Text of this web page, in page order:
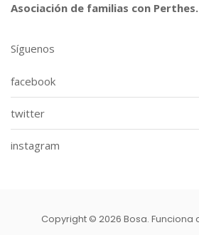
Asociación de familias con Perthes.
Síguenos
facebook
twitter
instagram
Copyright © 2026 Bosa. Funciona